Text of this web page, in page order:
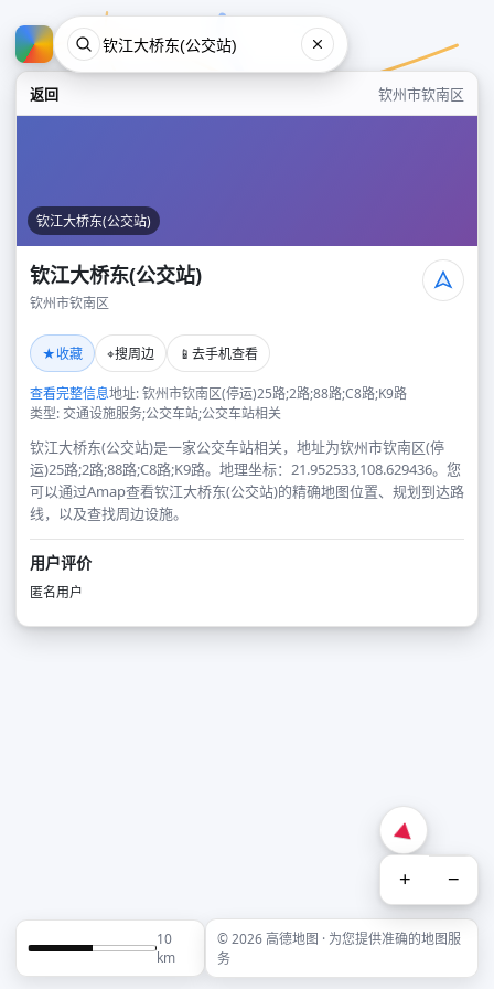
返回 钦州市钦南区
钦江大桥东(公交站)
钦江大桥东(公交站)
钦州市钦南区
★收藏 ⌖搜周边 📱 去手机查看
查看完整信息地址: 钦州市钦南区(停运)25路;2路;88路;C8路;K9路
类型: 交通设施服务;公交车站;公交车站相关
钦江大桥东(公交站)是一家公交车站相关，地址为钦州市钦南区(停
运)25路;2路;88路;C8路;K9路。地理坐标：21.952533,108.629436。您
可以通过Amap查看钦江大桥东(公交站)的精确地图位置、规划到达路
线，以及查找周边设施。
用户评价
匿名用户
+ −
10
km
© 2026 高德地图 · 为您提供准确的地图服
务